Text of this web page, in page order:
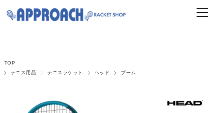
TOP
テニス用品
テニスラケット ヘッド ブーム